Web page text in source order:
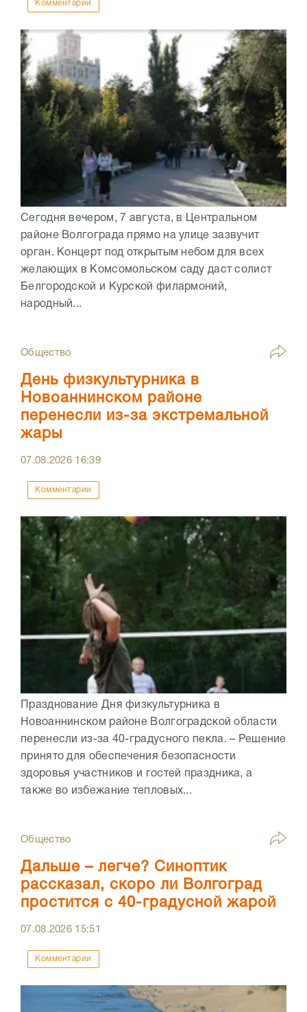
Комментарии
Сегодня вечером, 7 августа, в Центральном
районе Волгограда прямо на улице зазвучит
орган. Концерт под открытым небом для всех
желающих в Комсомольском саду даст солист
Белгородской и Курской филармоний,
народный...
Общество
День физкультурника в
Новоаннинском районе
перенесли из-за экстремальной
жары
07.08.2026 16:39
Комментарии
Празднование Дня физкультурника в
Новоаннинском районе Волгоградской области
перенесли из-за 40-градусного пекла. – Решение
принято для обеспечения безопасности
здоровья участников и гостей праздника, а
также во избежание тепловых...
Общество
Дальше – легче? Синоптик
рассказал, скоро ли Волгоград
простится с 40-градусной жарой
07.08.2026 15:51
Комментарии